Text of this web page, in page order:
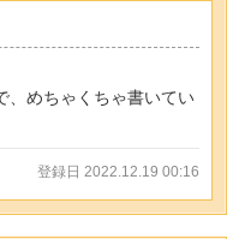
、めちゃくちゃ書いてい
登録日 2022.12.19 00:16